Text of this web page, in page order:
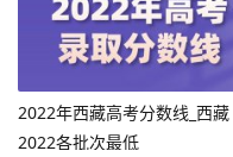
2022年西藏高考分数线_西藏
2022各批次最低